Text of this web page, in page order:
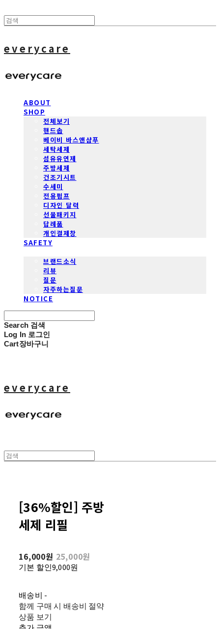
everycare
ABOUT
SHOP
전체보기
핸드솝
베이비 바스앤샴푸
세탁세제
섬유유연제
주방세제
건조기시트
수세미
전용펌프
디자인 달력
선물패키지
답례품
개인결제창
SAFETY
브랜드소식
리뷰
질문
자주하는질문
NOTICE
Search 검색
Log In 로그인
Cart장바구니
everycare
[36%할인] 주방
세제 리필
16,000원 25,000원
기본 할인9,000원
배송비 -
함께 구매 시 배송비 절약
상품 보기